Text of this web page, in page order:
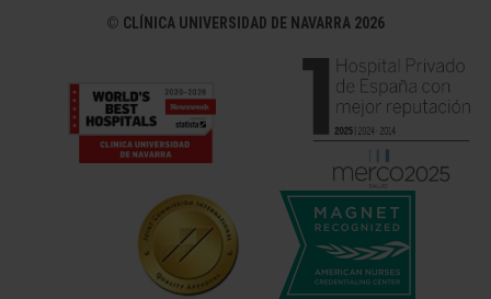
© CLÍNICA UNIVERSIDAD DE NAVARRA 2026